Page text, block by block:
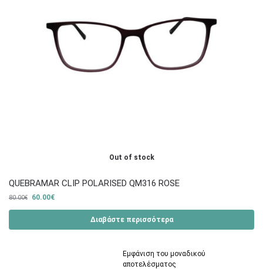
Out of stock
QUEBRAMAR CLIP POLARISED QM316 ROSE
80.00€ 60.00€
Διαβάστε περισσότερα
Εμφάνιση του μοναδικού
αποτελέσματος